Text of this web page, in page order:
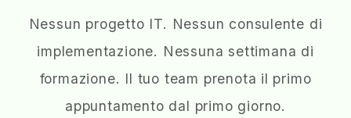
Nessun progetto IT. Nessun consulente di
implementazione. Nessuna settimana di
formazione. Il tuo team prenota il primo
appuntamento dal primo giorno.